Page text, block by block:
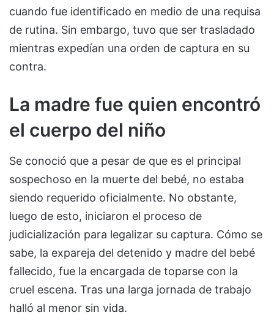
cuando fue identificado en medio de una requisa
de rutina. Sin embargo, tuvo que ser trasladado
mientras expedían una orden de captura en su
contra.
La madre fue quien encontró
el cuerpo del niño
Se conoció que a pesar de que es el principal
sospechoso en la muerte del bebé, no estaba
siendo requerido oficialmente. No obstante,
luego de esto, iniciaron el proceso de
judicialización para legalizar su captura. Cómo se
sabe, la expareja del detenido y madre del bebé
fallecido, fue la encargada de toparse con la
cruel escena. Tras una larga jornada de trabajo
halló al menor sin vida.